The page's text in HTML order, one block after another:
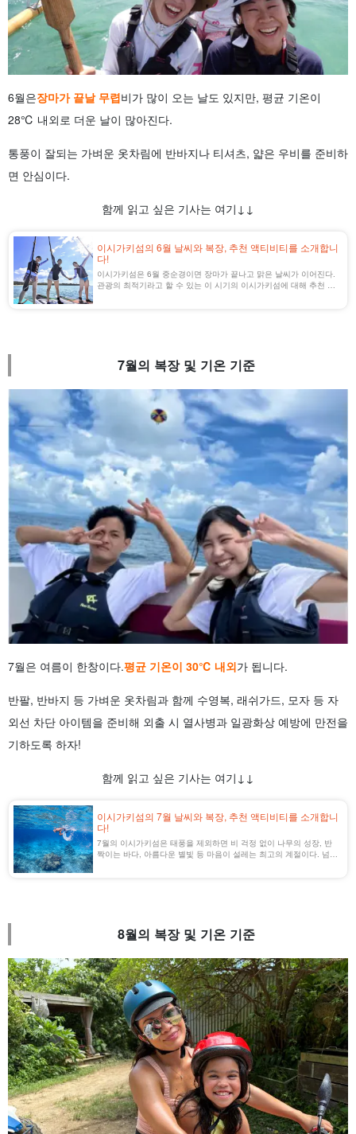
6월은장마가 끝날 무렵비가 많이 오는 날도 있지만, 평균 기온이
28℃ 내외로 더운 날이 많아진다.
통풍이 잘되는 가벼운 옷차림에 반바지나 티셔츠, 얇은 우비를 준비하
면 안심이다.
함께 읽고 싶은 기사는 여기↓↓
이시가키섬의 6월 날씨와 복장, 추천 액티비티를 소개합니
다!
이시가키섬은 6월 중순경이면 장마가 끝나고 맑은 날씨가 이어진다.
관광의 최적기라고 할 수 있는 이 시기의 이시가키섬에 대해 추천 복
7월의 복장 및 기온 기준
7월은 여름이 한창이다.평균 기온이 30℃ 내외가 됩니다.
반팔, 반바지 등 가벼운 옷차림과 함께 수영복, 래쉬가드, 모자 등 자
외선 차단 아이템을 준비해 외출 시 열사병과 일광화상 예방에 만전을
기하도록 하자!
함께 읽고 싶은 기사는 여기↓↓
이시가키섬의 7월 날씨와 복장, 추천 액티비티를 소개합니
다!
7월의 이시가키섬은 태풍을 제외하면 비 걱정 없이 나무의 성장, 반
짝이는 바다, 아름다운 별빛 등 마음이 설레는 최고의 계절이다. 넘쳐
8월의 복장 및 기온 기준